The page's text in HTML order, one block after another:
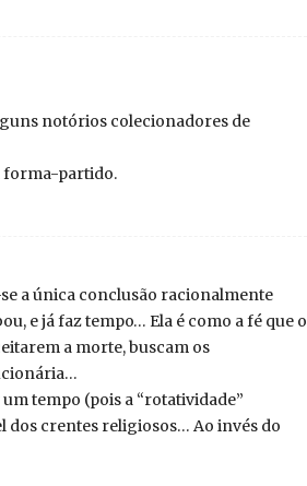
notórios colecionadores de
forma-partido.
a única conclusão racionalmente
e já faz tempo… Ela é como a fé que o
a morte, buscam os
tempo (pois a “rotatividade”
dos crentes religiosos… Ao invés do